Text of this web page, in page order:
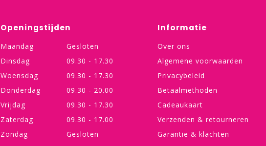
Openingstijden
Maandag
Gesloten
Dinsdag
09.30 - 17.30
Woensdag
09.30 - 17.30
Donderdag
09.30 - 20.00
Vrijdag
09.30 - 17.30
Zaterdag
09.30 - 17.00
Zondag
Gesloten
Informatie
Over ons
Algemene voorwaarden
Privacybeleid
Betaalmethoden
Cadeaukaart
Verzenden & retourneren
Garantie & klachten